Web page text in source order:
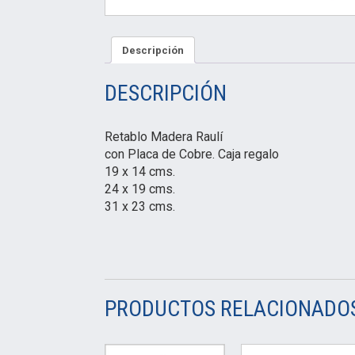
Descripción
DESCRIPCIÓN
Retablo Madera Raulí
con Placa de Cobre. Caja regalo
19 x 14 cms.
24 x 19 cms.
31 x 23 cms.
PRODUCTOS